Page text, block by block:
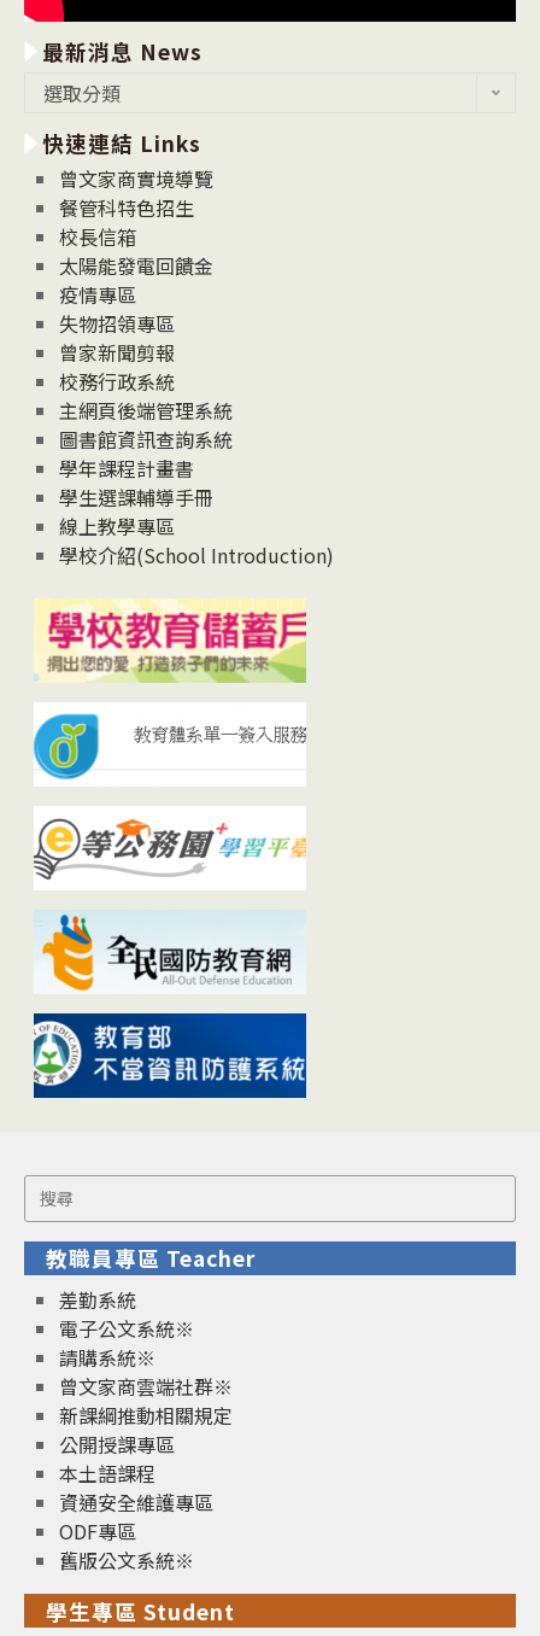
最新消息 News
消
息
News
選取分類
快速連結 Links
曾文家商實境導覽
餐管科特色招生
校長信箱
太陽能發電回饋金
疫情專區
失物招領專區
曾家新聞剪報
校務行政系統
主網頁後端管理系統
圖書館資訊查詢系統
學年課程計畫書
學生選課輔導手冊
線上教學專區
學校介紹(School Introduction)
Search
for:
教職員專區 Teacher
差勤系統
電子公文系統※
請購系統※
曾文家商雲端社群※
新課綱推動相關規定
公開授課專區
本土語課程
資通安全維護專區
ODF專區
舊版公文系統※
學生專區 Student